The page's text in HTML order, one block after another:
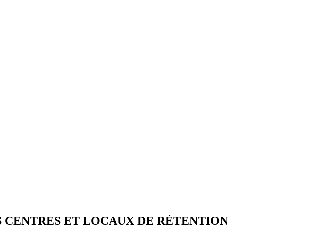
CENTRES ET LOCAUX DE RÉTENTION